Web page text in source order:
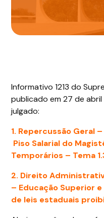
Informativo 1213 do
publicado em 27 de
julgado:
1. Repercussão Geral
Piso Salarial do
Temporários – Tema
2. Direito
– Educação Superior
de leis estaduais